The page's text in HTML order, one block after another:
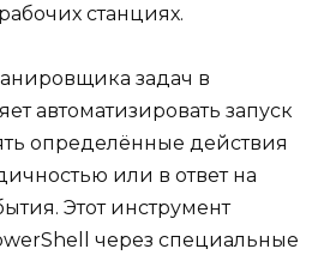
станциях.
задач в
автоматизировать запуск
определённые действия
или в ответ на
Этот инструмент
через специальные